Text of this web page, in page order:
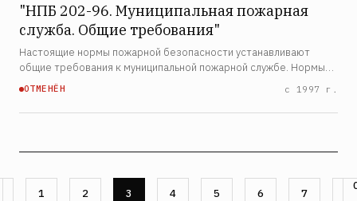
"НПБ 202-96. Муниципальная пожарная
служба. Общие требования"
Настоящие нормы пожарной безопасности устанавливают
общие требования к муниципальной пожарной службе. Нормы
распространяются на подразделения муниципальной пожарной
ОТМЕНЁН с 1997 г.
Страница
1 Страница
2 Страница
3 Страница
4 Страница
5 Страница
6 Страница
7